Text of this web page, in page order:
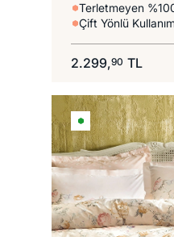
Terletmeyen
Çift Yönlü
2.299,90 TL